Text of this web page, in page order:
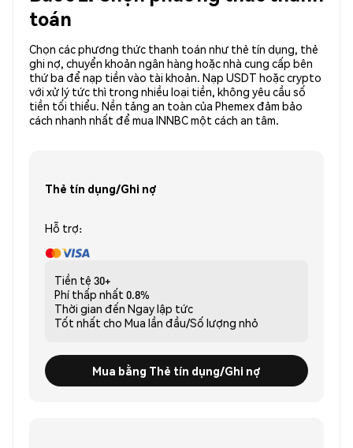
toán
Chọn các phương thức thanh toán như thẻ tín dụng, thẻ
ghi nợ, chuyển khoản ngân hàng hoặc nhà cung cấp bên
thứ ba để nạp tiền vào tài khoản. Nạp USDT hoặc crypto
với xử lý tức thì trong nhiều loại tiền, không yêu cầu số
tiền tối thiểu. Nền tảng an toàn của Phemex đảm bảo
cách nhanh nhất để mua INNBC một cách an tâm.
Thẻ tín dụng/Ghi nợ
Hỗ trợ:
Tiền tệ 30+
Phí thấp nhất 0.8%
Thời gian đến Ngay lập tức
Tốt nhất cho Mua lần đầu/Số lượng nhỏ
Mua bằng Thẻ tín dụng/Ghi nợ